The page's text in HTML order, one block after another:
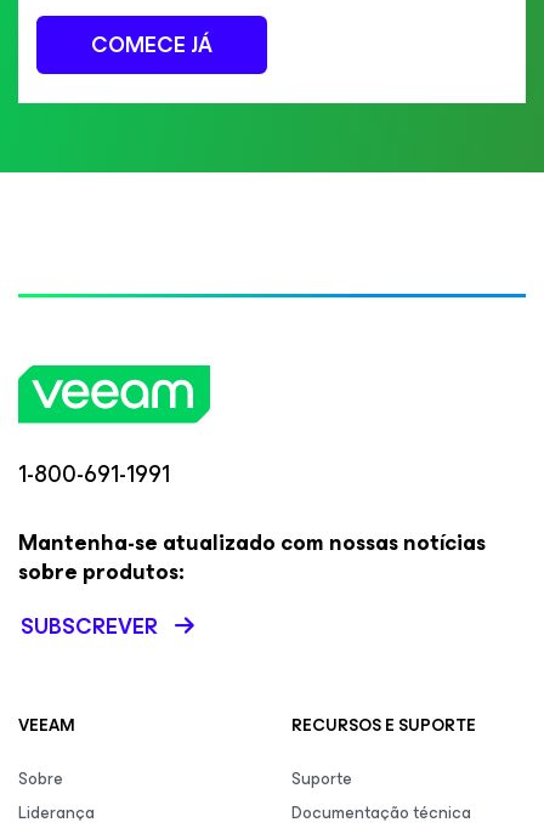
COMECE JÁ
1-800-691-1991
Mantenha-se atualizado com nossas notícias
sobre produtos:
SUBSCREVER
VEEAM
Sobre
Liderança
RECURSOS E SUPORTE
Suporte
Documentação técnica